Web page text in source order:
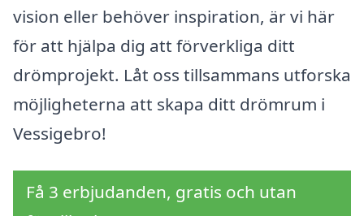
vision eller behöver inspiration, är vi här
för att hjälpa dig att förverkliga ditt
drömprojekt. Låt oss tillsammans utforska
möjligheterna att skapa ditt drömrum i
Vessigebro!
Få 3 erbjudanden, gratis och utan